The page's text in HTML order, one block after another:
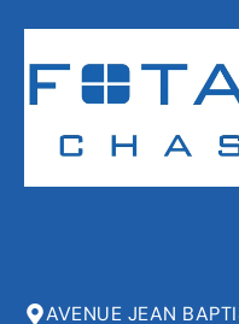
AVENUE JEAN